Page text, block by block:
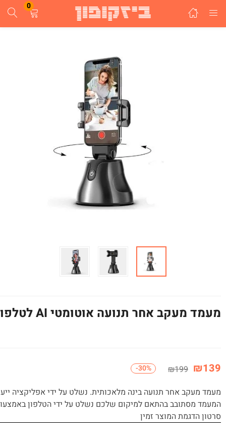
0
התחבר
הזן שם משתמש וסיסמא ע"מ להתחבר.
התחבר
שכחת סיסמא?
מעמד מעקב אחר תנועה אוטומטי AI לטלפון – 360°
₪139
₪199
-30%
מעמד מעקב אחר תנועה בינה מלאכותית. נשלט על ידי אפליקציה
המעמד מסתובב בהתאם למיקום שלכם נשלט על ידי הטלפון
סרטון הדגמת המוצר זמין